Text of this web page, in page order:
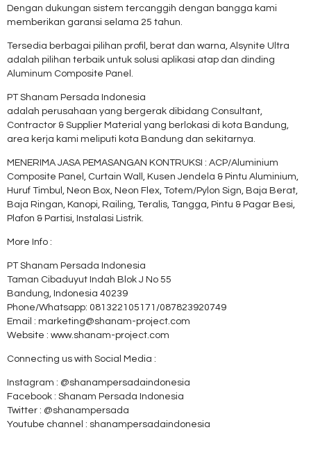
Dengan dukungan sistem tercanggih dengan bangga kami
memberikan garansi selama 25 tahun.
Tersedia berbagai pilihan profil, berat dan warna, Alsynite Ultra
adalah pilihan terbaik untuk solusi aplikasi atap dan dinding
Aluminum Composite Panel.
PT Shanam Persada Indonesia
adalah perusahaan yang bergerak dibidang Consultant,
Contractor & Supplier Material yang berlokasi di kota Bandung,
area kerja kami meliputi kota Bandung dan sekitarnya.
MENERIMA JASA PEMASANGAN KONTRUKSI : ACP/Aluminium
Composite Panel, Curtain Wall, Kusen Jendela & Pintu Aluminium,
Huruf Timbul, Neon Box, Neon Flex, Totem/Pylon Sign, Baja Berat,
Baja Ringan, Kanopi, Railing, Teralis, Tangga, Pintu & Pagar Besi,
Plafon & Partisi, Instalasi Listrik.
More Info :
PT Shanam Persada Indonesia
Taman Cibaduyut Indah Blok J No 55
Bandung, Indonesia 40239
Phone/Whatsapp: 081322105171/087823920749
Email : marketing@shanam-project.com
Website : www.shanam-project.com
Connecting us with Social Media :
Instagram : @shanampersadaindonesia
Facebook : Shanam Persada Indonesia
Twitter : @shanampersada
Youtube channel : shanampersadaindonesia